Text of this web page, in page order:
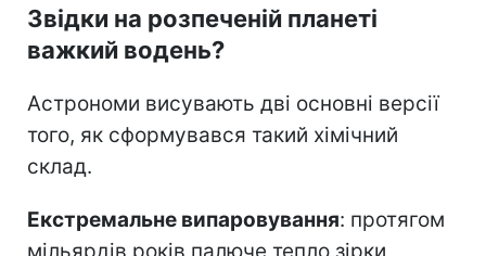
Звідки на розпеченій планеті
важкий водень?
Астрономи висувають дві основні версії
того, як сформувався такий хімічний
склад.
Екстремальне випаровування: протягом
мільярдів років палюче тепло зірки